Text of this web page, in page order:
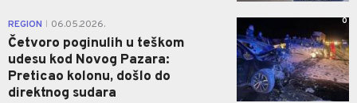
REGION 06.05.2026.
Četvoro poginulih u teškom
udesu kod Novog Pazara:
Preticao kolonu, došlo do
direktnog sudara
0